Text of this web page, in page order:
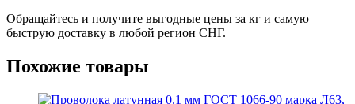
Обращайтесь и получите выгодные цены за кг и самую
быструю доставку в любой регион СНГ.
Похожие товары